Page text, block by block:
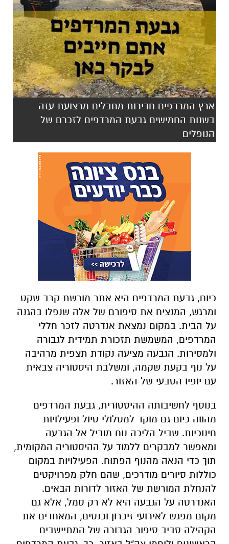
ארץ המרדפים חדירות מחבלים מרצועת עזה
בשנות החמישים גבעת המרדפים לזכרם של
הנופלים
כיום, גבעת המרדפים היא אתר מורשת קרב שקט
ומרגש, המנציח את סיפורם של אלה שנפלו בהגנה
על הבית. במקום נמצאת אנדרטה לזכר חללי
המרדפים, המשמשת תזכורת תמידית לגבורה
ולמסירות. הגבעה מציעה נקודת תצפית מרהיבה
על נוף בקעת שקמה, ומשלבת היסטוריה צבאית
עם יופיו הטבעי של האזור.
בנוסף לחשיבותה ההיסטורית, גבעת המרדפים
מהווה כיום גם מוקד למסלולי טיול ופעילויות
חינוכיות. שביל הליכה נוח מוביל אל הגבעה
ומאפשר למבקרים ללמוד על ההיסטוריה המקומית,
תוך כדי הנאה מהנוף הפתוח. הפעילויות במקום
כוללות סיורים מודרכים, שהם חלק מפרויקטים
להנחלת המורשת של האזור לדורות הבאים.
האנדרטה על הגבעה היא לא רק סמל, אלא גם
מקום מפגש לאירועי זיכרון וכנסים, המאחדים את
הקהילה סביב סיפור הגבורה של המתיישבים